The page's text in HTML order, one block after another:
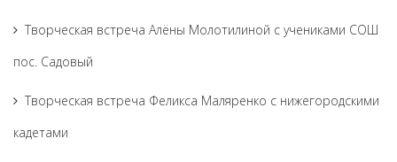
Творческая встреча Алёны Молотилиной с учениками СОШ
пос. Садовый
Творческая встреча Феликса Маляренко с нижегородскими
кадетами